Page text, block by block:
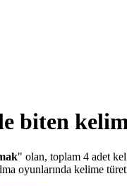
biten
" olan, toplam 4 adet
oyunlarında kelime